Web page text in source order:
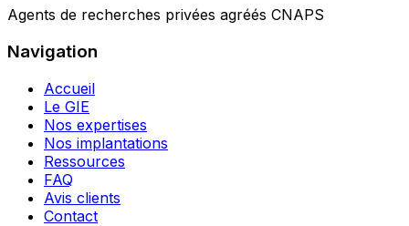
Agents de recherches privées agréés CNAPS
Navigation
Accueil
Le GIE
Nos expertises
Nos implantations
Ressources
FAQ
Avis clients
Contact